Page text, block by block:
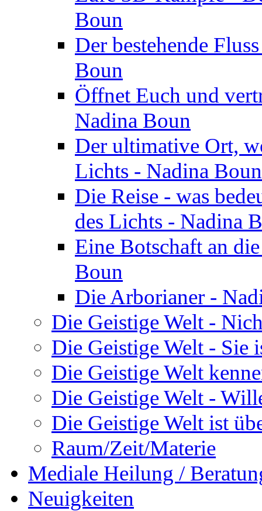
Boun
Der bestehende
Boun
Öffnet Euch und
Nadina Boun
Der ultimative Ort,
Lichts - Nadina Boun
Die Reise - was
des Lichts - Nadina
Eine Botschaft an
Boun
Die Arborianer -
Die Geistige Welt -
Die Geistige Welt - Sie
Die Geistige Welt
Die Geistige Welt -
Die Geistige Welt ist
Raum/Zeit/Materie
Mediale Heilung /
Neuigkeiten